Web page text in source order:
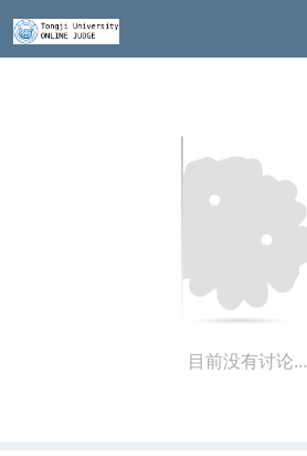
目前没有讨论…